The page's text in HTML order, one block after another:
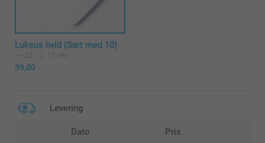
Luksus hvid (Sæt med 10)
22 11 cm
59,00
Levering
Dato Pris